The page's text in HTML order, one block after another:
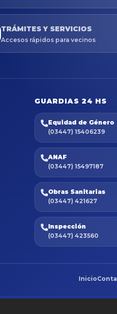
TRÁMITES Y SERVICIOS
Accesos rápidos para vecinos
GUARDIAS 24 HS
Equidad de Género
(03447) 15406239
ANAF
(03447) 15497187
Obras Sanitarias
(03447) 421627
Inspección
(03447) 423560
Inicio